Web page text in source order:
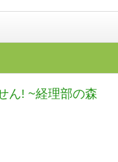
ん! ~経理部の森